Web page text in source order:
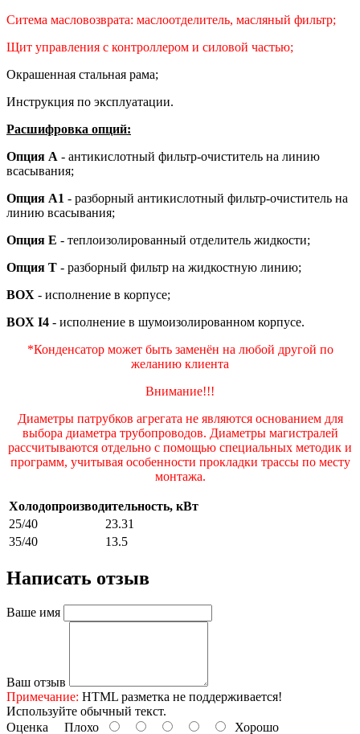
Ситема масловозврата: маслоотделитель, масляный фильтр;
Щит управления с контроллером и силовой частью;
Окрашенная стальная рама;
Инструкция по эксплуатации.
Расшифровка опций:
Опция А - антикислотный фильтр-очиститель на линию
всасывания;
Опция А1 - разборный антикислотный фильтр-очиститель на
линию всасывания;
Опция Е - теплоизолированный отделитель жидкости;
Опция Т - разборный фильтр на жидкостную линию;
BOX - исполнение в корпусе;
BOX I4 - исполнение в шумоизолированном корпусе.
*Конденсатор может быть заменён на любой другой по
желанию клиента
Внимание!!!
Диаметры патрубков агрегата не являются основанием для
выбора диаметра трубопроводов. Диаметры магистралей
рассчитываются отдельно с помощью специальных методик и
программ, учитывая особенности прокладки трассы по месту
монтажа.
Холодопроизводительность, кВт
25/40
23.31
35/40
13.5
Написать отзыв
Ваше имя
Ваш отзыв
Примечание: HTML разметка не поддерживается!
Используйте обычный текст.
Оценка Плохо Хорошо